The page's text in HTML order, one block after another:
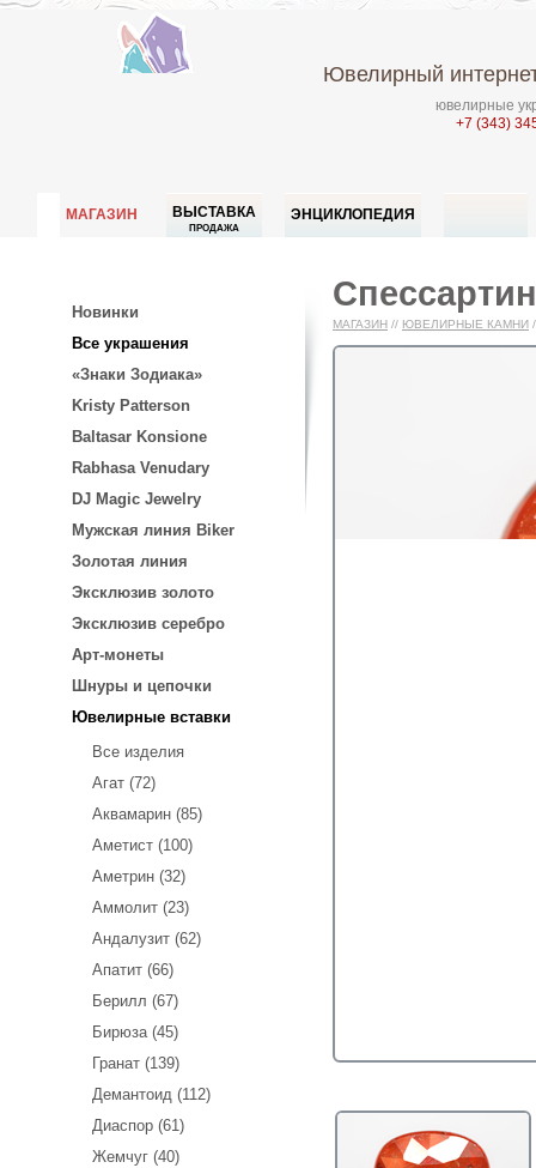
Ювелирный
ювелирные
+7 (343)
МАГАЗИН ВЫСТАВКА
ПРОДАЖА
ЭНЦИКЛОПЕДИЯ
Новинки
Все украшения
«Знаки Зодиака»
Kristy Patterson
Baltasar Konsione
Rabhasa Venudary
DJ Magic Jewelry
Мужская линия Biker
Золотая линия
Эксклюзив золото
Эксклюзив серебро
Арт-монеты
Шнуры и цепочки
Ювелирные вставки
Все изделия
Агат (72)
Аквамарин (85)
Аметист (100)
Аметрин (32)
Аммолит (23)
Андалузит (62)
Апатит (66)
Берилл (67)
Бирюза (45)
Гранат (139)
Демантоид (112)
Диаспор (61)
Жемчуг (40)
МАГАЗИН // ЮВЕЛИРНЫЕ КАМНИ